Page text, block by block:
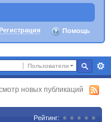
Помощь
Пользователи
новых публикаций
Рейтинг: